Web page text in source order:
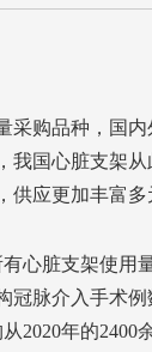
购品种，国
国心脏支架
应更加丰富多
心脏支架使用
脉介入手术
2020年的2400